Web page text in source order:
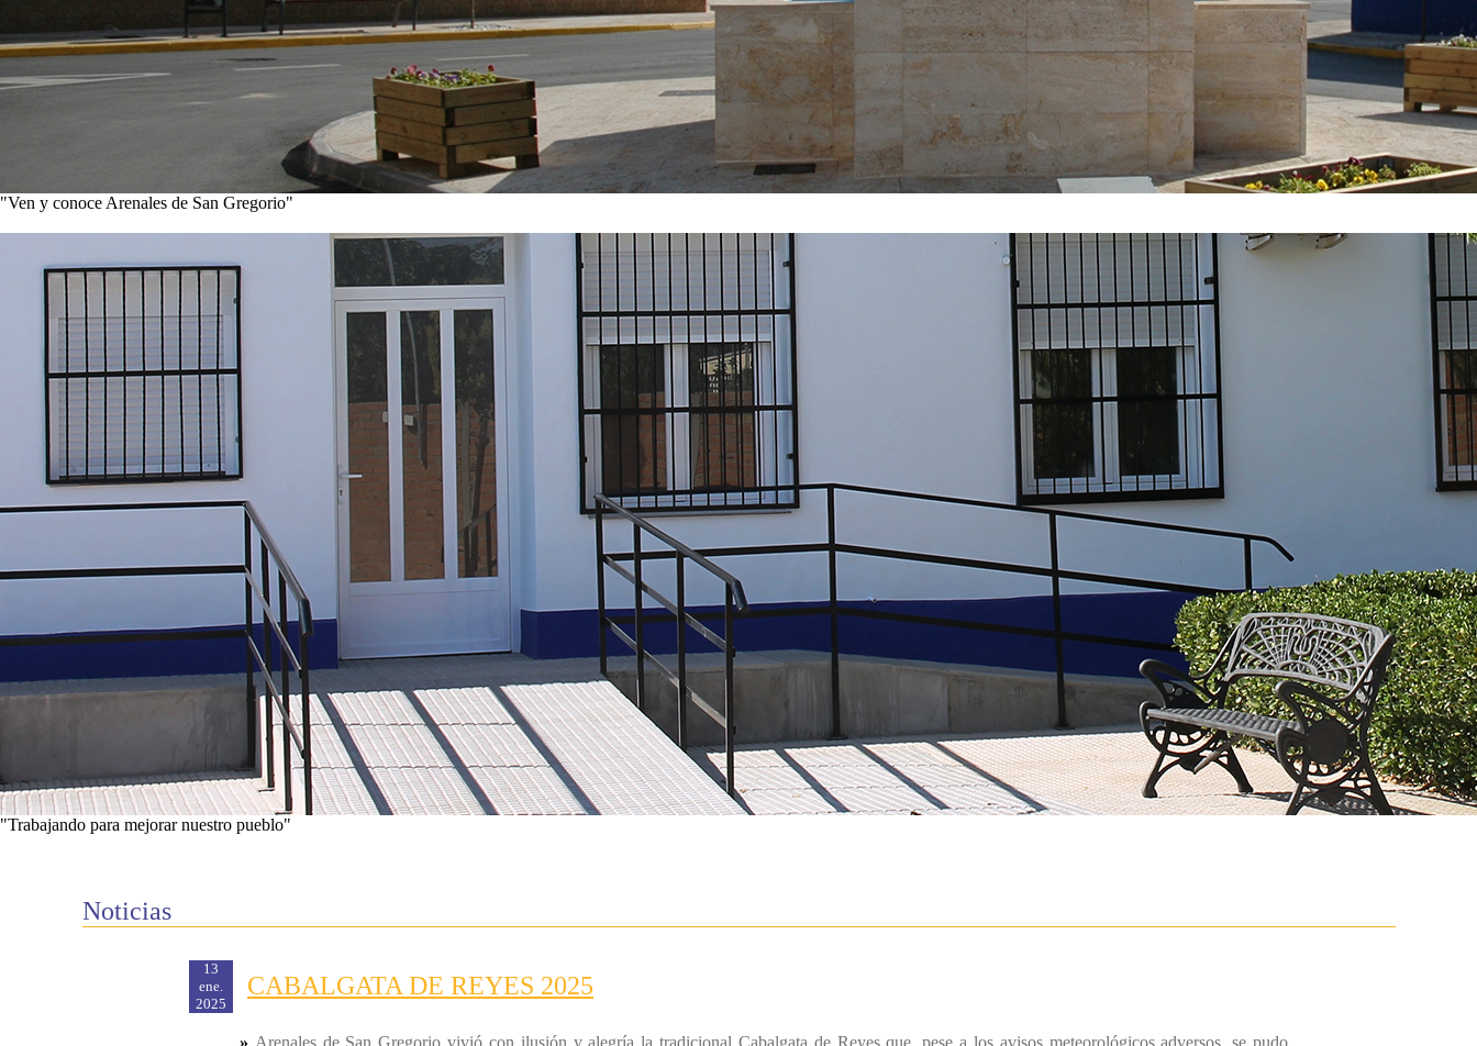
"Ven y conoce Arenales de San Gregorio"
"Trabajando para mejorar nuestro pueblo"
Noticias
13
ene.
2025
CABALGATA DE REYES 2025
» Arenales de San Gregorio vivió con ilusión y alegría la tradicional Cabalgata de Reyes que, pese a los avisos meteorológicos adversos, se pudo